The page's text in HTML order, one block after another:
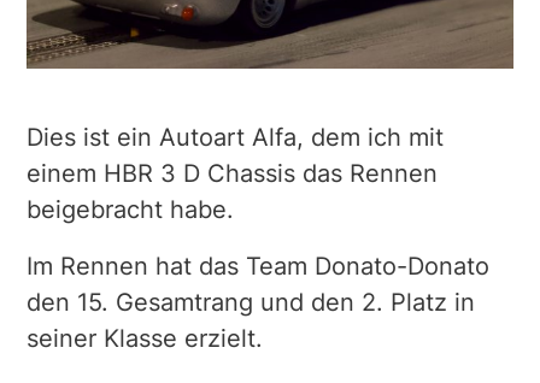
Dies ist ein Autoart Alfa, dem ich mit
einem HBR 3 D Chassis das Rennen
beigebracht habe.
Im Rennen hat das Team Donato-Donato
den 15. Gesamtrang und den 2. Platz in
seiner Klasse erzielt.